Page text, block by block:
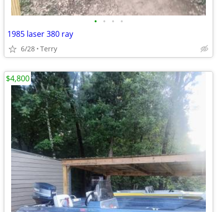
• • • •
1985 laser 380 ray
6/28 Terry
$4,800